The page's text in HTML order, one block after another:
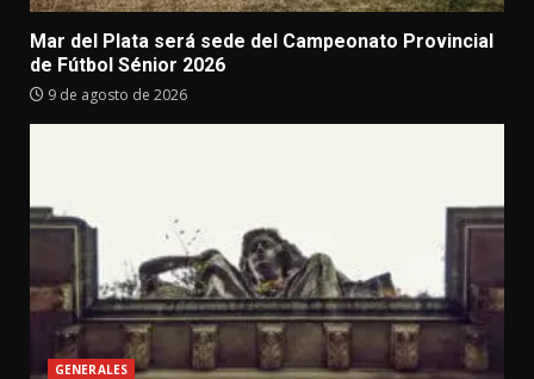
Mar del Plata será sede del Campeonato Provincial
de Fútbol Sénior 2026
9 de agosto de 2026
GENERALES